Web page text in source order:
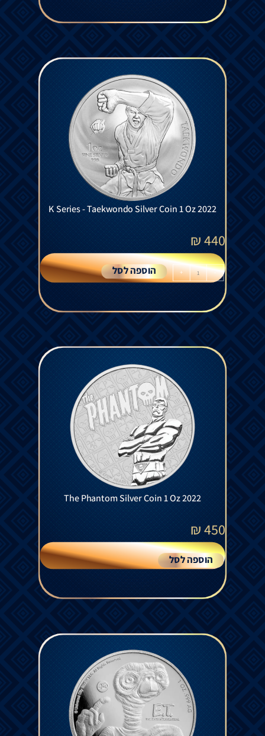
K Series - Taekwondo Silver Coin 1 Oz 2022
440
₪
-
+ הוספה לסל
The Phantom Silver Coin 1 Oz 2022
450
₪
הוספה לסל